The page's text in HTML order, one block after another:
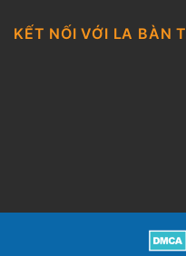
KẾT NỐI VỚI LA BÀN